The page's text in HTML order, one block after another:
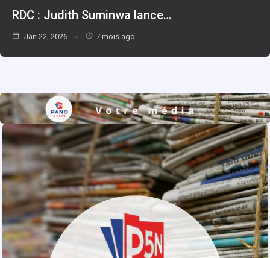
RDC : Judith Suminwa lance…
Jan 22, 2026 7 mois ago